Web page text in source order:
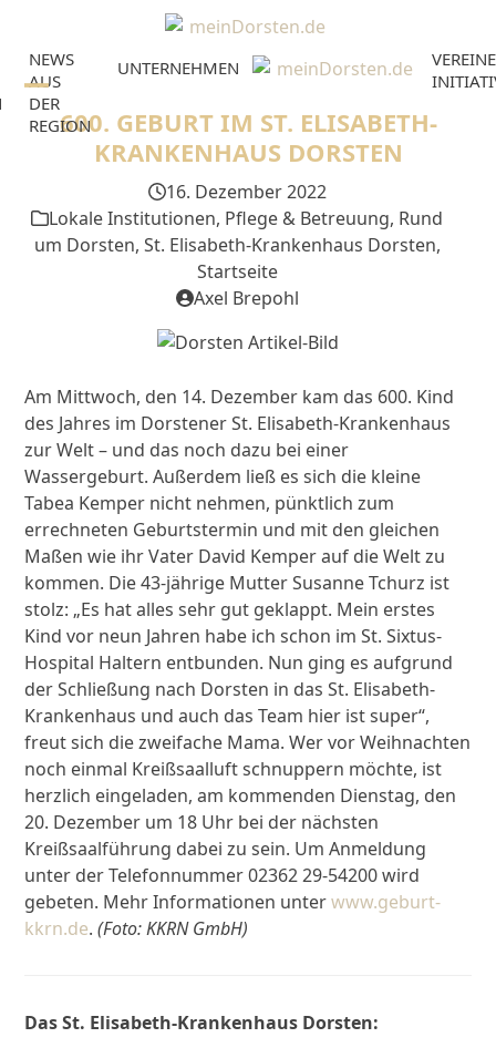
content
NEWS
AUS
DER
REGION
UNTERNEHMEN
Open
mobile
Close
mobile
600. GEBURT IM ST. ELISABETH-
KRANKENHAUS DORSTEN
16. Dezember 2022
Lokale Institutionen, Pflege & Betreuung, Rund
um Dorsten, St. Elisabeth-Krankenhaus Dorsten,
Startseite
Axel Brepohl
Am Mittwoch, den 14. Dezember kam das 600. Kind
des Jahres im Dorstener St. Elisabeth-Krankenhaus
zur Welt – und das noch dazu bei einer
Wassergeburt. Außerdem ließ es sich die kleine
Tabea Kemper nicht nehmen, pünktlich zum
errechneten Geburtstermin und mit den gleichen
Maßen wie ihr Vater David Kemper auf die Welt zu
kommen. Die 43-jährige Mutter Susanne Tchurz ist
stolz: „Es hat alles sehr gut geklappt. Mein erstes
Kind vor neun Jahren habe ich schon im St. Sixtus-
Hospital Haltern entbunden. Nun ging es aufgrund
der Schließung nach Dorsten in das St. Elisabeth-
Krankenhaus und auch das Team hier ist super“,
freut sich die zweifache Mama. Wer vor Weihnachten
noch einmal Kreißsaalluft schnuppern möchte, ist
herzlich eingeladen, am kommenden Dienstag, den
20. Dezember um 18 Uhr bei der nächsten
Kreißsaalführung dabei zu sein. Um Anmeldung
unter der Telefonnummer 02362 29-54200 wird
gebeten. Mehr Informationen unterwww.geburt-
kkrn.de.(Foto: KKRN GmbH)
Das St. Elisabeth-Krankenhaus Dorsten: